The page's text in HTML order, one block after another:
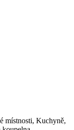
místnosti, Kuchyně,